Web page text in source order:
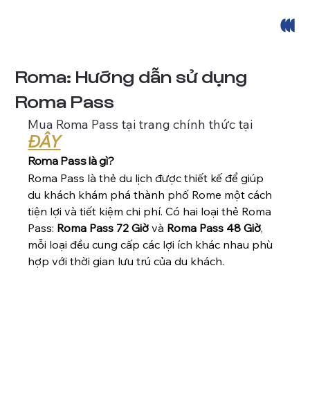
Roma: Hướng dẫn sử dụng
Roma Pass
Mua Roma Pass tại trang chính thức tại
ĐÂY
Roma Pass là gì?
Roma Pass là thẻ du lịch được thiết kế để giúp
du khách khám phá thành phố Rome một cách
tiện lợi và tiết kiệm chi phí. Có hai loại thẻ Roma
Pass: Roma Pass 72 Giờ và Roma Pass 48 Giờ,
mỗi loại đều cung cấp các lợi ích khác nhau phù
hợp với thời gian lưu trú của du khách.